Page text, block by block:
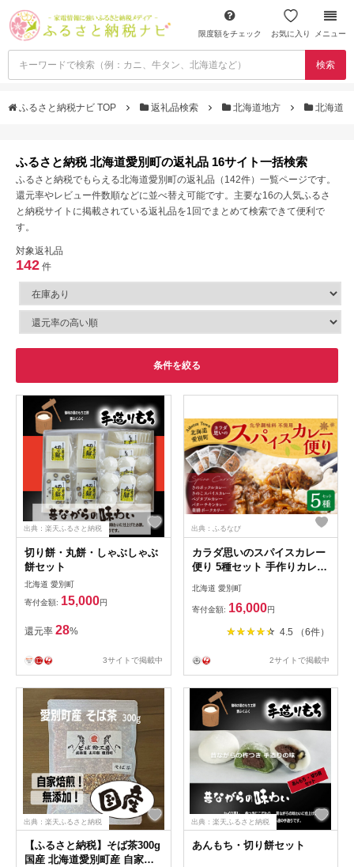
限度額をチェック お気に入り メニュー
検索
ふるさと納税ナビ TOP 返礼品検索 北海道地方 北海道
ふるさと納税 北海道愛別町の返礼品 16サイト一括検索
ふるさと納税でもらえる北海道愛別町の返礼品（142件）一覧ページです。
還元率やレビュー件数順などに並べ替え可能です。主要な16の人気ふるさ
と納税サイトに掲載されている返礼品を1回でまとめて検索できて便利で
す。
対象返礼品
142 件
条件を絞る
出典：楽天ふるさと納税
切り餅・丸餅・しゃぶしゃぶ
餅セット
北海道 愛別町
寄付金額: 15,000円
還元率 28%
3サイトで掲載中
出典：ふるなび
カラダ思いのスパイスカレー
便り 5種セット 手作りカレー
レトルトカレー スパイスカレ
ー カレー 冷蔵
北海道 愛別町
寄付金額: 16,000円
4.5 （6件）
2サイトで掲載中
出典：楽天ふるさと納税
【ふるさと納税】そば茶300g
国産 北海道愛別町産 自家焙
出典：楽天ふるさと納税
あんもち・切り餅セット